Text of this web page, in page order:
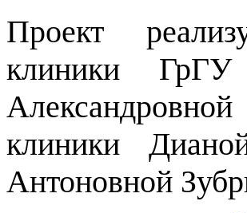
Проект
клиники
клиники
Антоновной